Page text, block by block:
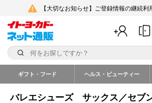
【大切なお知らせ】ご登録情報の継続利
ギフト・フード ヘルス・ビューティー
バレエシューズ サックス／セブ